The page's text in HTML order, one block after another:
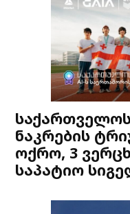
ნაკრების
ოქრო, 3
საპატიო